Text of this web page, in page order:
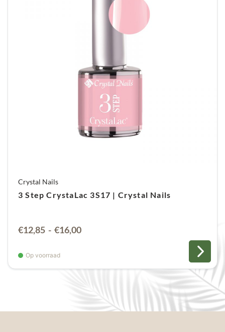
Crystal Nails
3 Step CrystaLac 3S17 | Crystal Nails
€12,85 - €16,00Prijsklasse:
€16,00
Op voorraad